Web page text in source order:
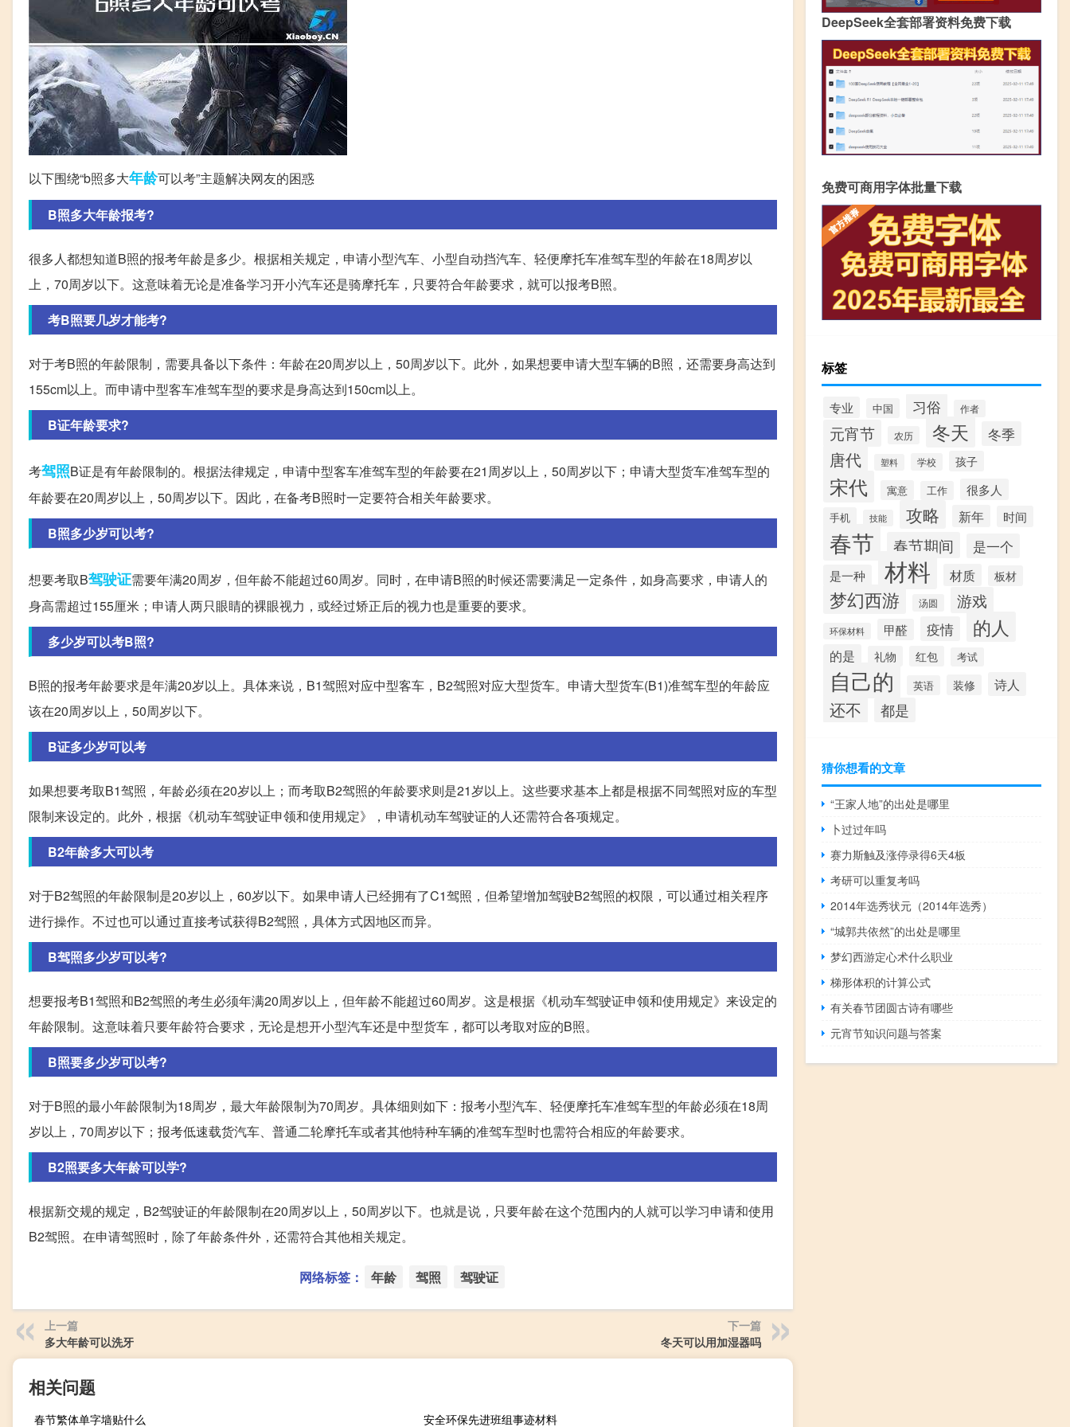
以下围绕“b照多大年龄可以考”主题解决网友的困惑
B照多大年龄报考?
很多人都想知道B照的报考年龄是多少。根据相关规定，申请小型汽车、小型自动挡汽车、轻便摩托车准驾车型的年龄在18周岁以
上，70周岁以下。这意味着无论是准备学习开小汽车还是骑摩托车，只要符合年龄要求，就可以报考B照。
考B照要几岁才能考?
对于考B照的年龄限制，需要具备以下条件：年龄在20周岁以上，50周岁以下。此外，如果想要申请大型车辆的B照，还需要身高达到
155cm以上。而申请中型客车准驾车型的要求是身高达到150cm以上。
B证年龄要求?
考驾照B证是有年龄限制的。根据法律规定，申请中型客车准驾车型的年龄要在21周岁以上，50周岁以下；申请大型货车准驾车型的
年龄要在20周岁以上，50周岁以下。因此，在备考B照时一定要符合相关年龄要求。
B照多少岁可以考?
想要考取B驾驶证需要年满20周岁，但年龄不能超过60周岁。同时，在申请B照的时候还需要满足一定条件，如身高要求，申请人的
身高需超过155厘米；申请人两只眼睛的裸眼视力，或经过矫正后的视力也是重要的要求。
多少岁可以考B照?
B照的报考年龄要求是年满20岁以上。具体来说，B1驾照对应中型客车，B2驾照对应大型货车。申请大型货车(B1)准驾车型的年龄应
该在20周岁以上，50周岁以下。
B证多少岁可以考
如果想要考取B1驾照，年龄必须在20岁以上；而考取B2驾照的年龄要求则是21岁以上。这些要求基本上都是根据不同驾照对应的车型
限制来设定的。此外，根据《机动车驾驶证申领和使用规定》，申请机动车驾驶证的人还需符合各项规定。
B2年龄多大可以考
对于B2驾照的年龄限制是20岁以上，60岁以下。如果申请人已经拥有了C1驾照，但希望增加驾驶B2驾照的权限，可以通过相关程序
进行操作。不过也可以通过直接考试获得B2驾照，具体方式因地区而异。
B驾照多少岁可以考?
想要报考B1驾照和B2驾照的考生必须年满20周岁以上，但年龄不能超过60周岁。这是根据《机动车驾驶证申领和使用规定》来设定的
年龄限制。这意味着只要年龄符合要求，无论是想开小型汽车还是中型货车，都可以考取对应的B照。
B照要多少岁可以考?
对于B照的最小年龄限制为18周岁，最大年龄限制为70周岁。具体细则如下：报考小型汽车、轻便摩托车准驾车型的年龄必须在18周
岁以上，70周岁以下；报考低速载货汽车、普通二轮摩托车或者其他特种车辆的准驾车型时也需符合相应的年龄要求。
B2照要多大年龄可以学?
根据新交规的规定，B2驾驶证的年龄限制在20周岁以上，50周岁以下。也就是说，只要年龄在这个范围内的人就可以学习申请和使用
B2驾照。在申请驾照时，除了年龄条件外，还需符合其他相关规定。
网络标签： 年龄 驾照 驾驶证
上一篇
多大年龄可以洗牙
下一篇
冬天可以用加湿器吗
相关问题
春节繁体单字墙贴什么 安全环保先进班组事迹材料
DeepSeek全套部署资料免费下载
免费可商用字体批量下载
标签
专业 中国 习俗 作者
元宵节 农历 冬天 冬季
唐代 塑料 学校 孩子
宋代 寓意 工作 很多人
手机 技能 攻略 新年 时间
春节 春节期间 是一个
是一种 材料 材质 板材
梦幻西游 汤圆 游戏
环保材料 甲醛 疫情 的人
的是 礼物 红包 考试
自己的 英语 装修 诗人
还不 都是
猜你想看的文章
“王家人地”的出处是哪里
卜过过年吗
赛力斯触及涨停录得6天4板
考研可以重复考吗
2014年选秀状元（2014年选秀）
“城郭共依然”的出处是哪里
梦幻西游定心术什么职业
梯形体积的计算公式
有关春节团圆古诗有哪些
元宵节知识问题与答案